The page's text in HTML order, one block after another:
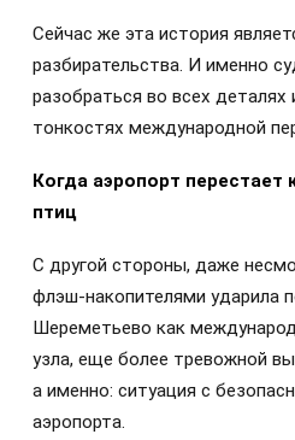
Сейчас же эта история
разбирательства. И именно
разобраться во всех деталях
тонкостях международной
Когда аэропорт
птиц
С другой стороны, даже
флэш-накопителями ударила
Шереметьево как
узла, еще более тревожной
а именно: ситуация с
аэропорта.